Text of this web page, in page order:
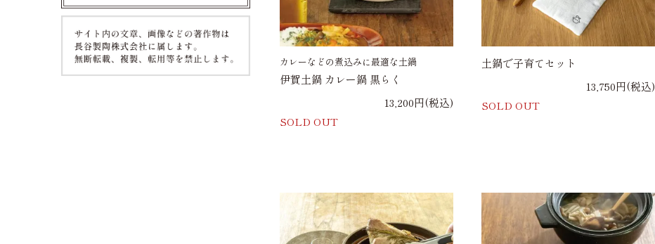
カレーなどの煮込みに最適な土鍋
伊賀土鍋 カレー鍋 黒らく
13,200円(税込)
SOLD OUT
土鍋で子育てセット
13,750円(税込)
SOLD OUT